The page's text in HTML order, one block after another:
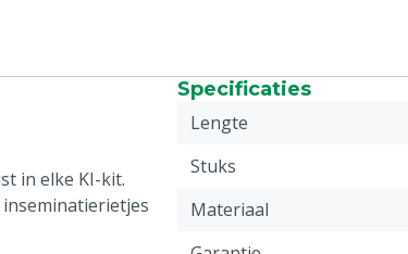
in elke KI-kit.
Specificaties
Lengte
Stuks
Materiaal